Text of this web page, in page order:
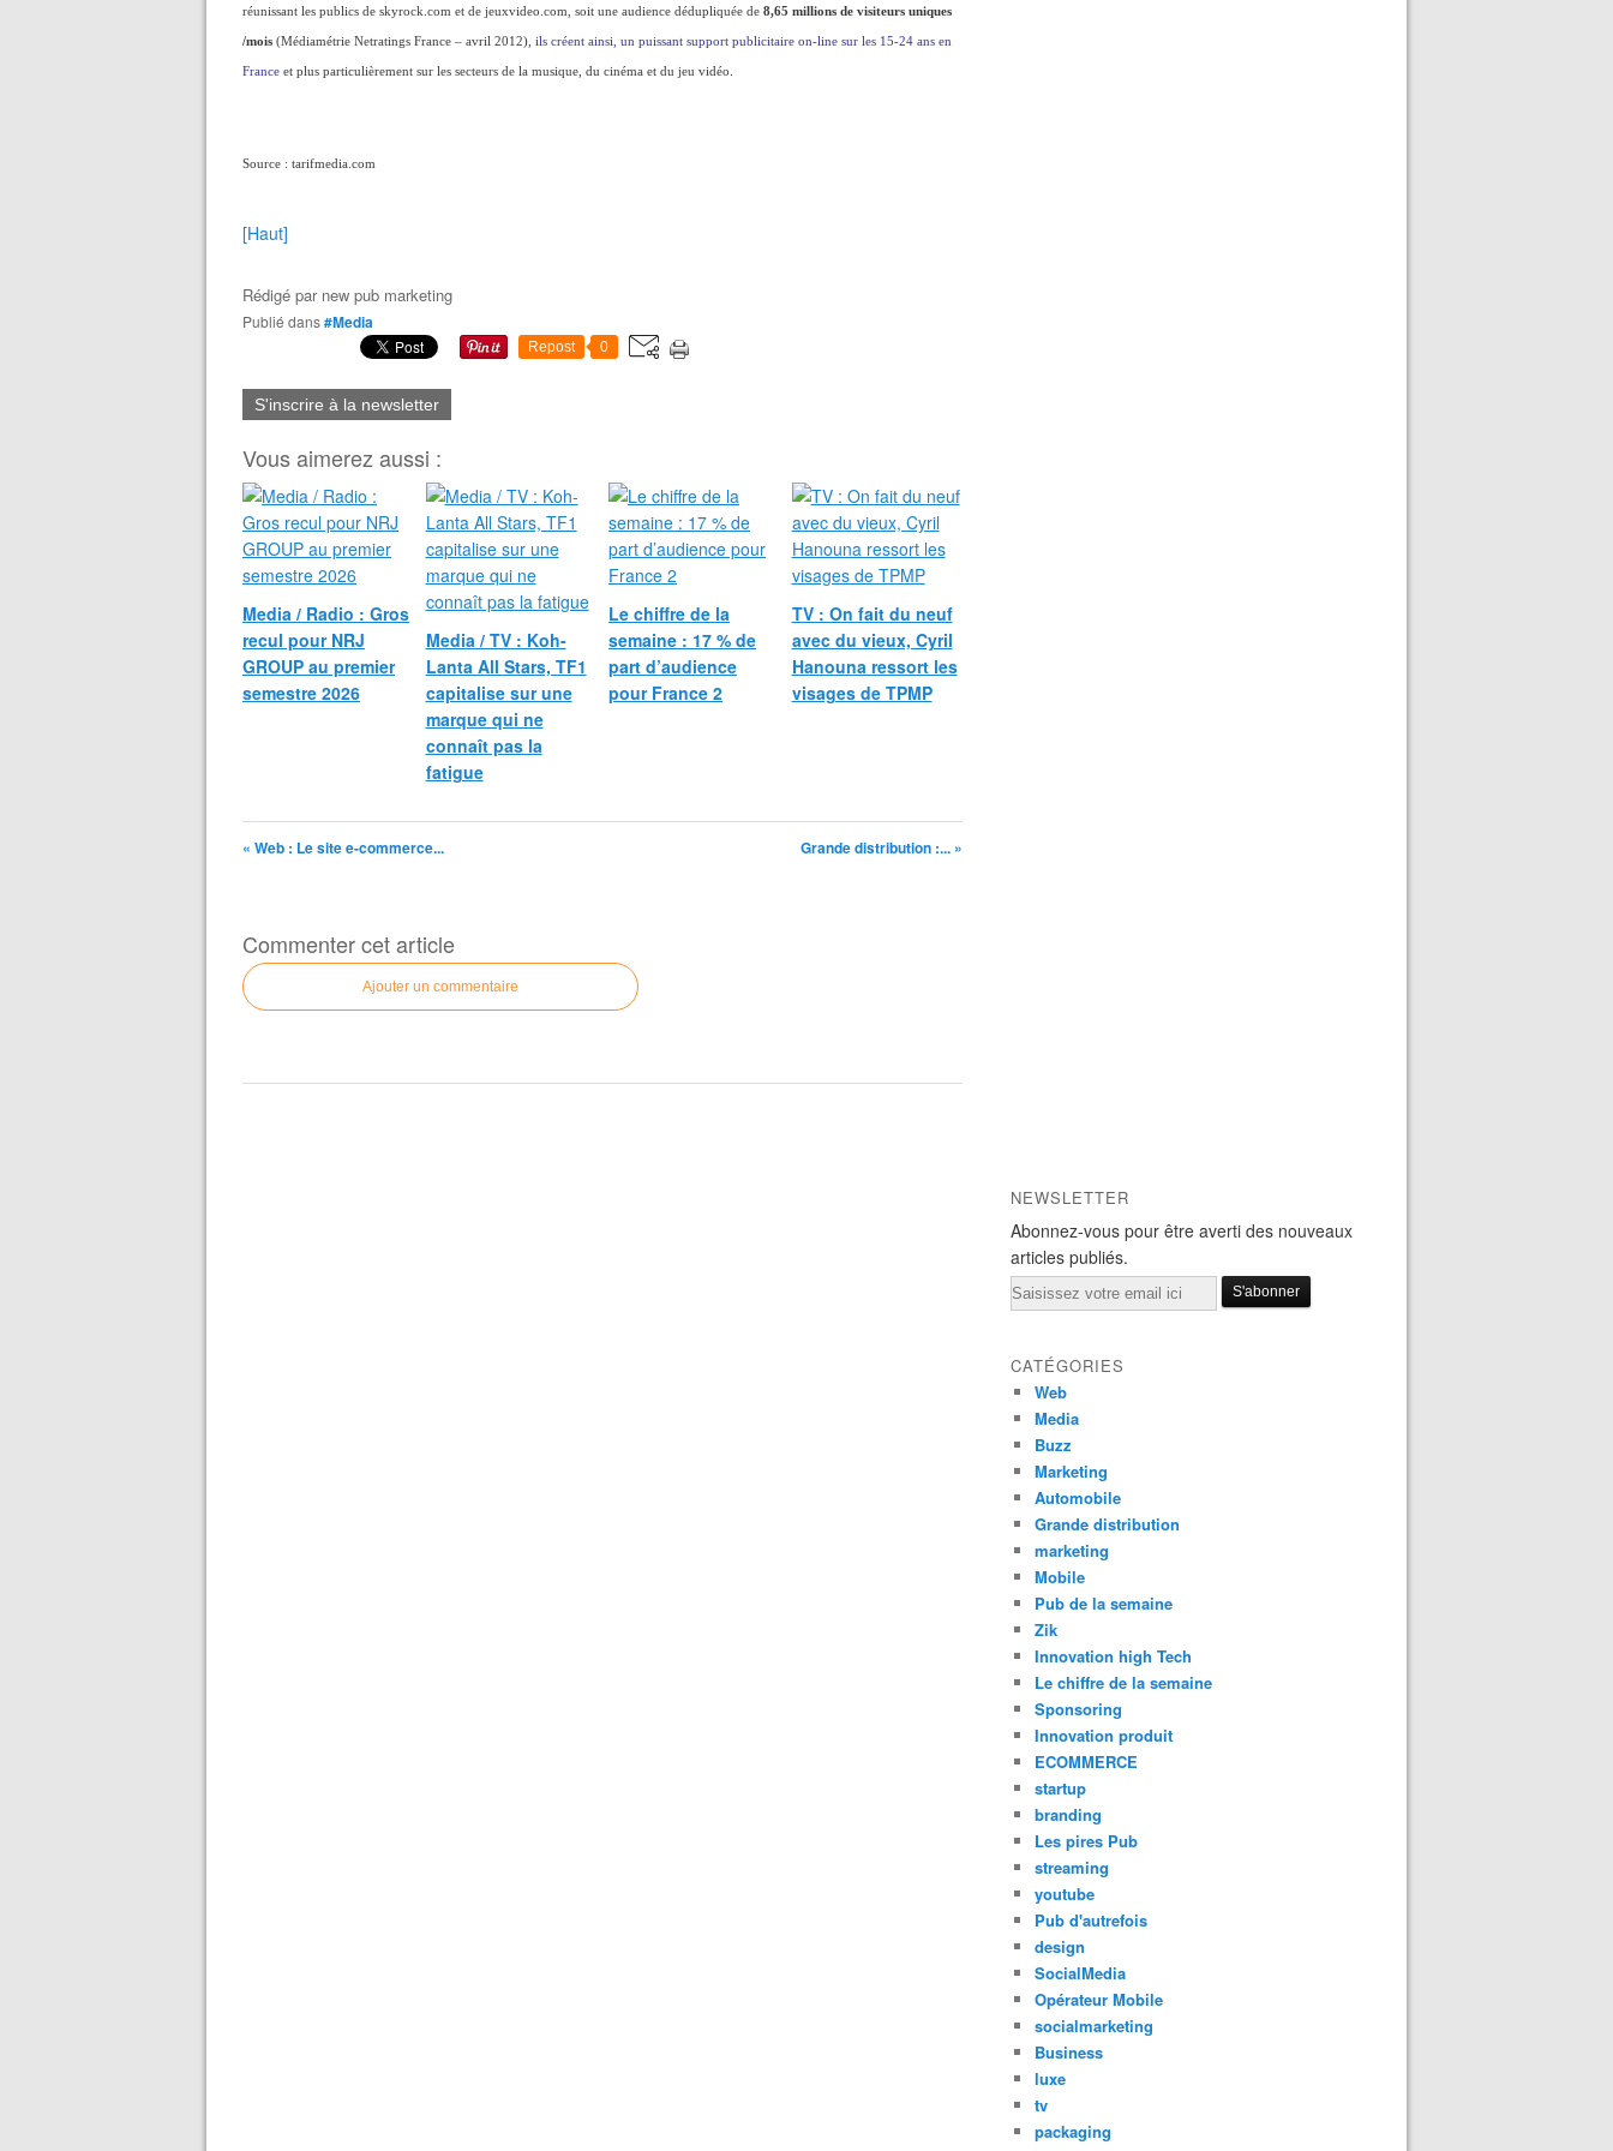
réunissant les publics de skyrock.com et de jeuxvideo.com, soit une audience dédupliquée de 8,65 millions de visiteurs uniques
/mois (Médiamétrie Netratings France – avril 2012), ils créent ainsi, un puissant support publicitaire on-line sur les 15-24 ans en
France et plus particulièrement sur les secteurs de la musique, du cinéma et du jeu vidéo.
Source : tarifmedia.com
[Haut]
Rédigé par new pub marketing
Publié dans#Media
Repost 0
S'inscrire à la newsletter
Vous aimerez aussi :
Media / Radio : Gros
recul pour NRJ
GROUP au premier
semestre 2026
Media / TV : Koh-
Lanta All Stars, TF1
capitalise sur une
marque qui ne
connaît pas la
fatigue
Le chiffre de la
semaine : 17 % de
part d’audience
pour France 2
TV : On fait du neuf
avec du vieux, Cyril
Hanouna ressort les
visages de TPMP
« Web : Le site e-commerce... Grande distribution :... »
Commenter cet article
Ajouter un commentaire
NEWSLETTER
Abonnez-vous pour être averti des nouveaux
articles publiés.
Email
CATÉGORIES
Web
Media
Buzz
Marketing
Automobile
Grande distribution
marketing
Mobile
Pub de la semaine
Zik
Innovation high Tech
Le chiffre de la semaine
Sponsoring
Innovation produit
ECOMMERCE
startup
branding
Les pires Pub
streaming
youtube
Pub d'autrefois
design
SocialMedia
Opérateur Mobile
socialmarketing
Business
luxe
tv
packaging